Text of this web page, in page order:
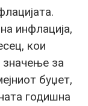
инфлација,
кои
значење за
буџет,
годишна